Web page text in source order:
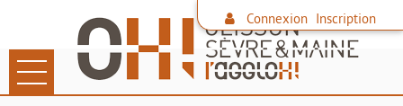
Connexion Inscription
Ouvrir le menu